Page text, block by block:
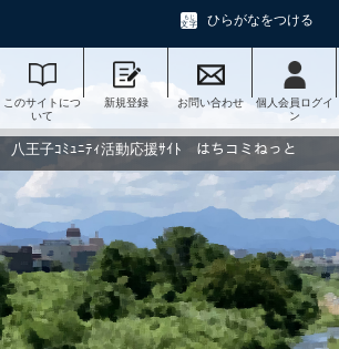
ひらがなをつける
このサイトにつ
いて
新規登録 お問い合わせ
個人会員ログイ
ン
八王子ｺﾐｭﾆﾃｨ活動応援ｻｲﾄ はちコミねっと